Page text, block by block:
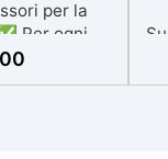
per la
Per ogni
al primer
sia su